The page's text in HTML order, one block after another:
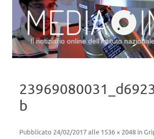
Il notiziario online dell’Istituto
b
Pubblicato 24/02/2017alle 1536 × 2048 in